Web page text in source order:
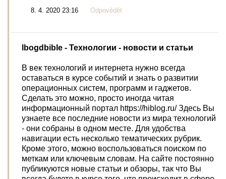
8. 4. 2020 23:16 Odpovědět
lbogdbible - Технологии - новости и статьи
В век технологий и интернета нужно всегда
оставаться в курсе событий и знать о развитии
операционных систем, программ и гаджетов.
Сделать это можно, просто иногда читая
информационный портал https://hiblog.ru/ Здесь Вы
узнаете все последние новости из мира технологий
- они собраны в одном месте. Для удобства
навигации есть несколько тематических рубрик.
Кроме этого, можно воспользоваться поиском по
меткам или ключевым словам. На сайте постоянно
публикуются новые статьи и обзоры, так что Вы